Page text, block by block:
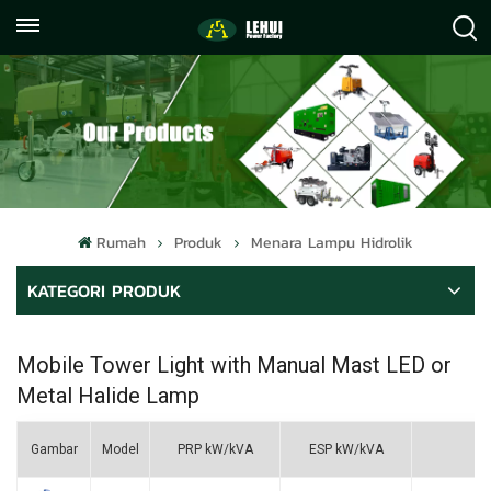
059122071372
info@lehuipowerfactory.com
Rumah Produk Menara Lampu Hidrolik
KATEGORI PRODUK
Mobile Tower Light with Manual Mast LED or
Metal Halide Lamp
Gambar Model PRP kW/kVA ESP kW/kVA